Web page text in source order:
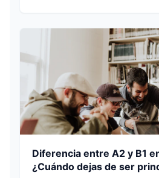
Diferencia entre A2 y B1
¿Cuándo dejas de ser